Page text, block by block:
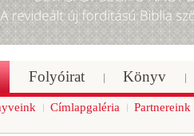
Folyóirat Könyv
Címlapgaléria Partnereink